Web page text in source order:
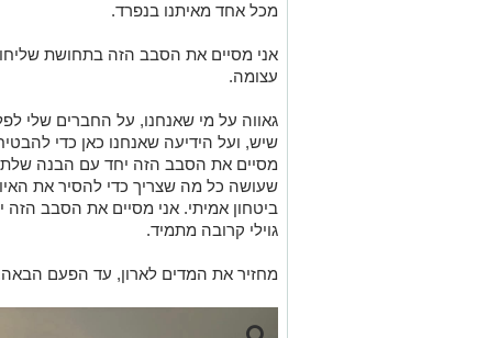
מכל אחד מאיתנו בנפרד.
אני מסיים את הסבב הזה בתחושת
עצומה.
גאווה על מי שאנחנו, על החברים שלי
שיש, ועל הידיעה שאנחנו כאן כדי
מסיים את הסבב הזה יחד עם הבנה
שעושה כל מה שצריך כדי להסיר את
ביטחון אמיתי. אני מסיים את הסבב
גוילי קרובה מתמיד.
מחזיר את המדים לארון, עד הפעם